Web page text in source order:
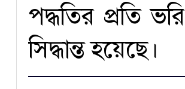
পদ্ধতির প্রতি
সিদ্ধান্ত হয়েছে।